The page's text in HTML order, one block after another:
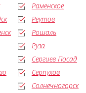
Раменское
Реутов
Рошаль
Руза
Сергиев Посад
Серпухов
Солнечногорск